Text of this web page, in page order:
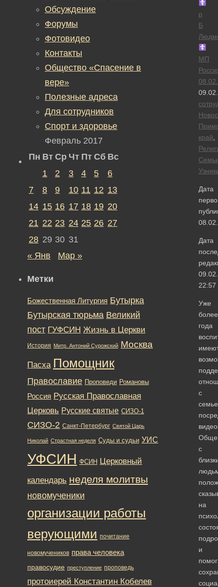
р
Б
МП
край
Дата
Дата
22:57
Уже
более
года
с
с
на
и
Обсуждение
Форумы
Фотовидео
Контакты
Общество «Спасение в
вере»
Полезные адреса
Для сотрудников
Спорт и здоровье
Февраль 2017
Пн Вт Ср Чт Пт Сб Вс
1
2 3 4 5
6
7
8 9 10 11 12 13
14 15 16 17 18 19 20
21 22 23 24 25 26 27
28 29 30 31
« Янв
Мар »
Метки
Божественная Литургия Бутырка
Бутырская тюрьма Великий
пост ГУФСИН Жизнь в Церкви
История Митр. Антоний Сурожский Москва
Пасха Помощник
Православие Проповеди Романовы
Россия Русская Православная
Церковь Русские святые СИЗО-1
СИЗО-2 Санкт-Петербург Святой Царь
Николай Страстная неделя Суды и судьи УИС
УФСИН ФСИН Церковный
календарь неделя молитвы
новомученики
организации работы
верующими почитание
новомучеников права человека
правосудие преступление проповедь
протоиерей Константин Кобелев